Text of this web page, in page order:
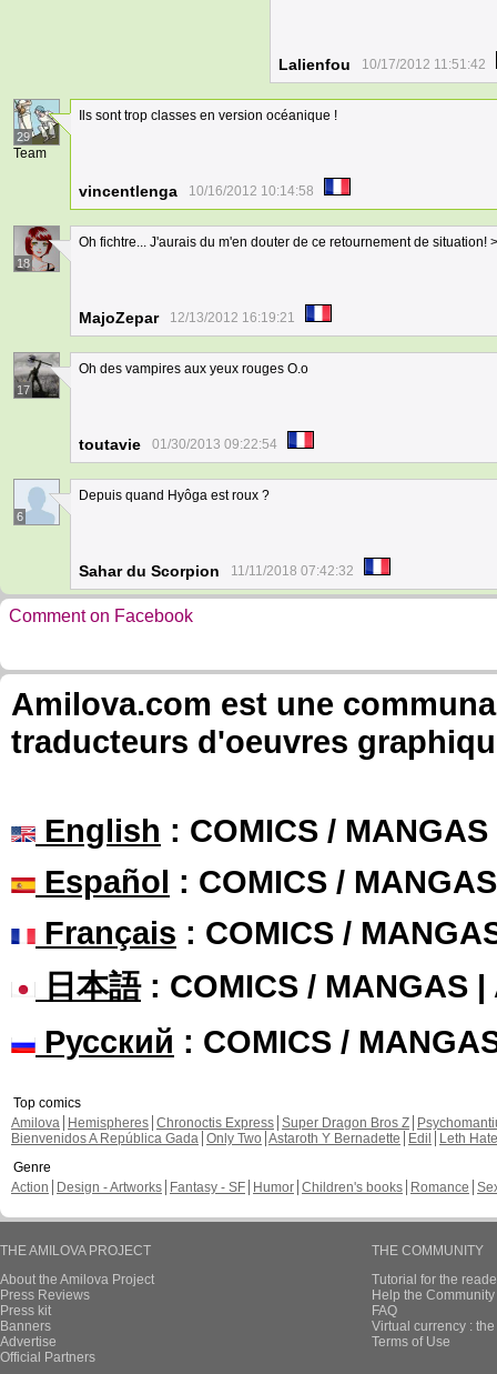
Lalienfou 10/17/2012 11:51:42
29
Team
Ils sont trop classes en version océanique !
vincentlenga 10/16/2012 10:14:58
18
Oh fichtre... J'aurais du m'en douter de ce retournement de situation!
MajoZepar 12/13/2012 16:19:21
17
Oh des vampires aux yeux rouges O.o
toutavie 01/30/2013 09:22:54
6
Depuis quand Hyôga est roux ?
Sahar du Scorpion 11/11/2018 07:42:32
Comment on Facebook
Amilova.com est une
traducteurs d'oeuvres
English : COMICS /
Español : COMICS /
Français : COMICS /
日本語: COMICS / MANGAS |
Русский : COMICS /
Top comics
Amilova
Hemispheres Chronoctis Express Super Dragon Bros Z
Bienvenidos A República Gada Only Two Astaroth Y Bernadette Edil
Leth Hate
Genre
Action
Design - Artworks Fantasy - SF Humor Children's books Romance
THE AMILOVA PROJECT
About the Amilova Project
Press Reviews
Press kit
Banners
Advertise
Official Partners
THE COMMUNITY
Tutorial for the
Help the
FAQ
Virtual currency :
Terms of Use